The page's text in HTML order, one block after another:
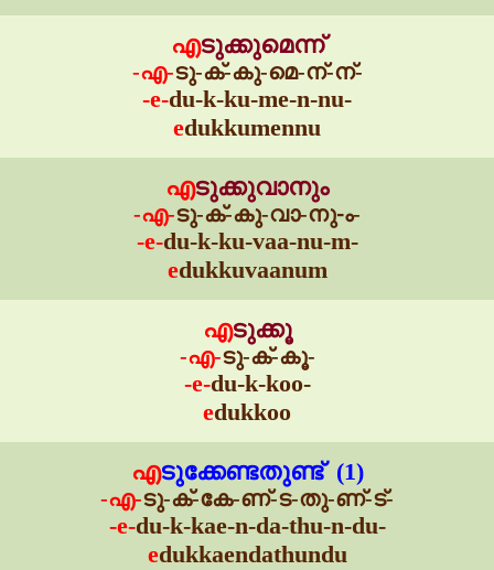
എടുക്കുമെന്ന്
-എ-ടു-ക്-കു-മെ-ന്-ന്-
-e-du-k-ku-me-n-nu-
edukkumennu
എടുക്കുവാനും
-എ-ടു-ക്-കു-വാ-നു-ം-
-e-du-k-ku-vaa-nu-m-
edukkuvaanum
എടുക്കൂ
-എ-ടു-ക്-കൂ-
-e-du-k-koo-
edukkoo
എടുക്കേണ്ടതുണ്ട് (1)
-എ-ടു-ക്-കേ-ണ്-ട-തു-ണ്-ട്-
-e-du-k-kae-n-da-thu-n-du-
edukkaendathundu